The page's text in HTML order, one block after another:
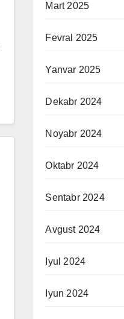
Mart 2025
Fevral 2025
Yanvar 2025
Dekabr 2024
Noyabr 2024
Oktabr 2024
Sentabr 2024
Avgust 2024
Iyul 2024
Iyun 2024